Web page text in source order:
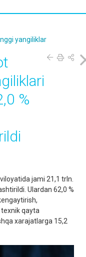
yangiliklar
%
jami 21,1 trln.
Ulardan 62,0 %
qayta
xarajatlarga 15,2